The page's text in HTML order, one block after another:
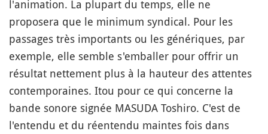
l'animation. La plupart du temps, elle ne
proposera que le minimum syndical. Pour les
passages très importants ou les génériques, par
exemple, elle semble s'emballer pour offrir un
résultat nettement plus à la hauteur des attentes
contemporaines. Itou pour ce qui concerne la
bande sonore signée MASUDA Toshiro. C'est de
l'entendu et du réentendu maintes fois dans